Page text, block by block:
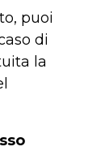
puoi
di
la